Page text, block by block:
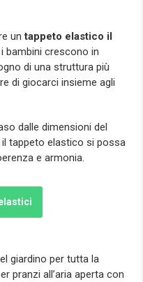
untappeto elastico il
bambini crescono in
di una struttura più
di giocarci insieme agli
dalle dimensioni del
tappeto elastico si possa
e armonia.
giardino per tutta la
pranzi all’aria aperta con